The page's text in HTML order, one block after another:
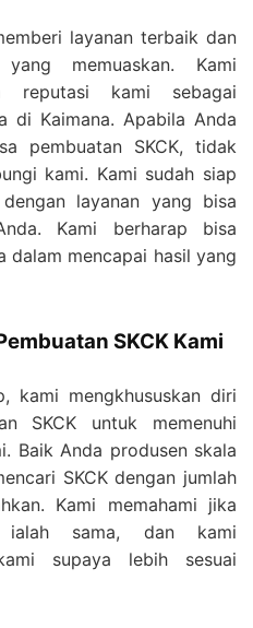
layanan terbaik dan
memuaskan. Kami
reputasi kami sebagai
di Kaimana. Apabila Anda
pembuatan SKCK, tidak
kami. Kami sudah siap
layanan yang bisa
Kami berharap bisa
dalam mencapai hasil yang
SKCK Kami
kami mengkhususkan diri
SKCK untuk memenuhi
Baik Anda produsen skala
SKCK dengan jumlah
Kami memahami jika
sama, dan kami
supaya lebih sesuai